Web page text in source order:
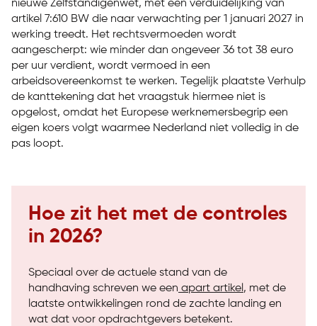
nieuwe Zelfstandigenwet, met een verduidelijking van
artikel 7:610 BW die naar verwachting per 1 januari 2027 in
werking treedt. Het rechtsvermoeden wordt
aangescherpt: wie minder dan ongeveer 36 tot 38 euro
per uur verdient, wordt vermoed in een
arbeidsovereenkomst te werken. Tegelijk plaatste Verhulp
de kanttekening dat het vraagstuk hiermee niet is
opgelost, omdat het Europese werknemersbegrip een
eigen koers volgt waarmee Nederland niet volledig in de
pas loopt.
Hoe zit het met de controles
in 2026?
Speciaal over de actuele stand van de
handhaving schreven we een apart artikel , met de
laatste ontwikkelingen rond de zachte landing en
wat dat voor opdrachtgevers betekent.